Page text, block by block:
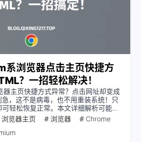
浏览器点击主页快捷方
？一招轻松解决！
器主页快捷方式异常？点击网址却变成
，这不是病毒，也不用重装系统！只
可轻松恢复正常。本文详细解析可能的
效的解决方案，让你的浏览器瞬间恢复
浏览器主页 浏览器
Chrome